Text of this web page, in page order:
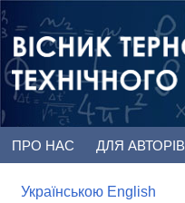
ПРО НАС ДЛЯ АВТОРІВ
Українською English